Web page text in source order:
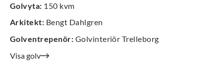
Golvyta: 150 kvm
Arkitekt: Bengt Dahlgren
Golventrepenör: Golvinteriör Trelleborg
Visa golv